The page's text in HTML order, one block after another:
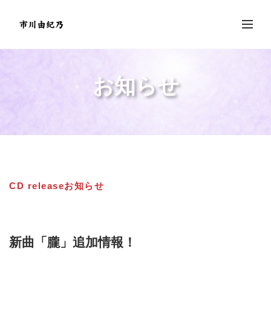
お知らせ
CD releaseお知らせ
新曲「朧」追加情報！